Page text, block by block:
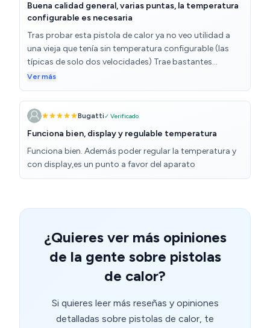
Buena calidad general, varias puntas, la temperatura
configurable es necesaria
Tras probar esta pistola de calor ya no veo utilidad a
una vieja que tenía sin temperatura configurable (las
típicas de solo dos velocidades) Trae bastantes
puntas, la he estrenado con la circular para calentar
mangueras de butano que acabo de reemplazar en una
cocina y una estufa, mucho más cómodo y controlado
que antes. Sospecho que mucha gente escribe
opiniones sin usarla de verdad ni leerse el manual
siquiera, porque vamos, los que dicen que el 2 y el 0 son
la misma velocidad demuestran eso. Cuando se apaga
el ventilador sigue funcionando unos 10 segundos, sin
calentar, para que dure más el elemento calefactor.
caros, como elemento calefactor de Cecotec que viene
importante. La volvería a comprar sin dudar. Buena
calidad/precio y se le saca mucho partido.
Ver más
Bugatti✓ Verificado
Funciona bien, display y regulable temperatura
Funciona bien. Además poder regular la temperatura y
con display,es un punto a favor del aparato
¿Quieres ver más opiniones
de la gente sobre pistolas
de calor?
Si quieres leer más reseñas y opiniones
detalladas sobre pistolas de calor, te